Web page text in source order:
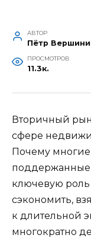
АВТОР
Пётр
ПРОСМОТРОВ
11.3к.
Вторичный
сфере
Почему
поддержанные
ключевую роль
сэкономить,
к длительной
многократно